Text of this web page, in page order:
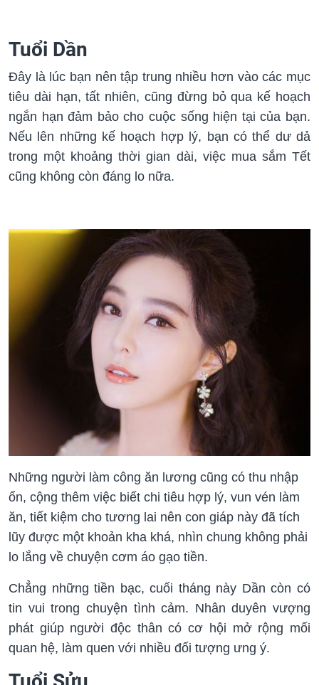
Tuổi Dần
Đây là lúc bạn nên tập trung nhiều hơn vào các mục
tiêu dài hạn, tất nhiên, cũng đừng bỏ qua kế hoạch
ngắn hạn đảm bảo cho cuộc sống hiện tại của bạn.
Nếu lên những kế hoạch hợp lý, bạn có thể dư dả
trong một khoảng thời gian dài, việc mua sắm Tết
cũng không còn đáng lo nữa.
Những người làm công ăn lương cũng có thu nhập
ổn, cộng thêm việc biết chi tiêu hợp lý, vun vén làm
ăn, tiết kiệm cho tương lai nên con giáp này đã tích
lũy được một khoản kha khá, nhìn chung không phải
lo lắng về chuyện cơm áo gạo tiền.
Chẳng những tiền bạc, cuối tháng này Dần còn có
tin vui trong chuyện tình cảm. Nhân duyên vượng
phát giúp người độc thân có cơ hội mở rộng mối
quan hệ, làm quen với nhiều đối tượng ưng ý.